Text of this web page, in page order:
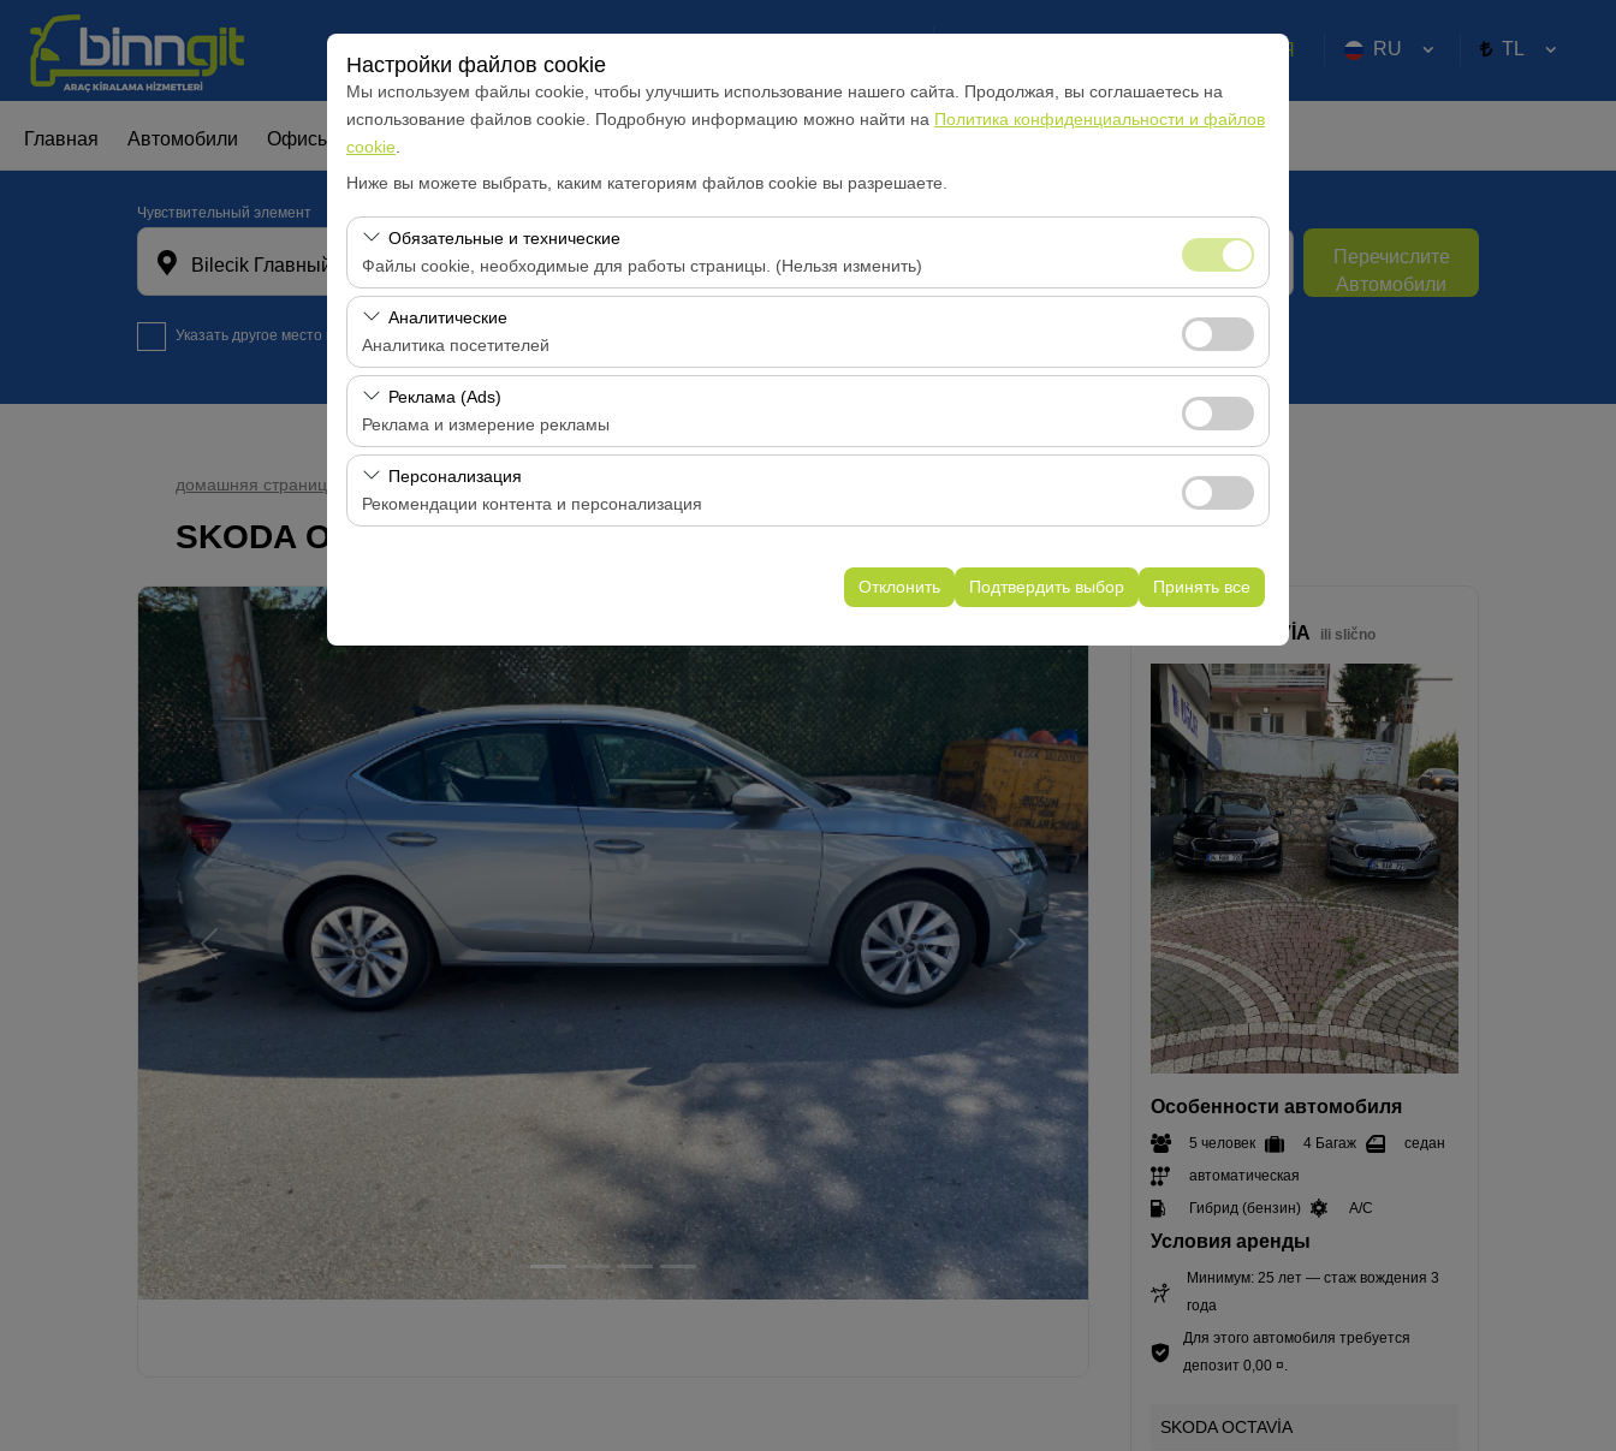
Настройки файлов cookie
Мы используем файлы cookie, чтобы улучшить использование нашего сайта. Продолжая, вы соглашаетесь на
использование файлов cookie. Подробную информацию можно найти на Политика конфиденциальности и файлов
cookie
Ниже вы можете выбрать, каким категориям файлов cookie вы разрешаете.
Обязательные и технические
Файлы cookie, необходимые для работы страницы. (Нельзя изменить)
Эти файлы cookie необходимы для корректной работы сайта, безопасности, управления сеансами и базовых
функций. Их нельзя отключить.
Аналитические
Аналитика посетителей
Эти файлы cookie позволяют нам анализировать, как используется наш сайт (количество посетителей, самые
посещаемые страницы, поведение пользователей). Эти данные используются для оценки
производительности сайта и постоянного улучшения пользовательского опыта.
Реклама (Ads)
Реклама и измерение рекламы
Эти файлы cookie позволяют показывать вам персонализированную рекламу в соответствии с вашими
интересами и измерять эффективность наших рекламных кампаний (показы, коэффициент кликабельности).
Персонализация
Рекомендации контента и персонализация
платформе путем сохранения настроек пользовательского интерфейса, языковых предпочтений и других
Отклонить Подтвердить выбор Принять все
ЗАРЕГИСТРИРОВАТЬСЯ RU TL
Главная Автомобили Офисы Акции
Чувствительный элемент
Bilecik Главный офис
Указать другое место возврата машины
Дата и время пуска
09:00
Дата и время возврата
09:00
Перечислите
Автомобили
домашняя страница Автомобили SKODA OCTAVİA
SKODA OCTAVİA
SKODA OCTAVİA ili slično
Особенности автомобиля
5 человек 4 Багаж
седан
автоматическая
Гибрид (бензин)
A/C
Условия аренды
Минимум: 25 лет — стаж вождения 3
года
Для этого автомобиля требуется
депозит 0,00 ¤.
SKODA OCTAVİA